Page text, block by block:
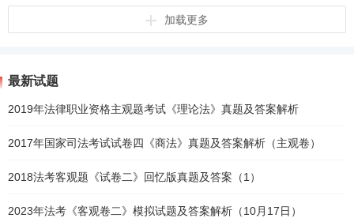
加载更多
最新试题
2019年法律职业资格主观题考试《理论法》真题及答案解析
2017年国家司法考试试卷四《商法》真题及答案解析（主观卷）
2018法考客观题《试卷二》回忆版真题及答案（1）
2023年法考《客观卷二》模拟试题及答案解析（10月17日）